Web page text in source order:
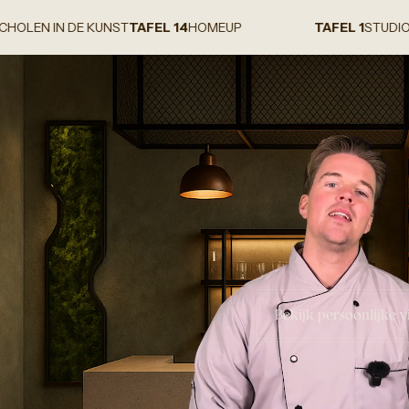
KUNSTTAFEL 14HOMEUP TAFEL 1 STUDIO CHNT
Bekijk persoonlijke